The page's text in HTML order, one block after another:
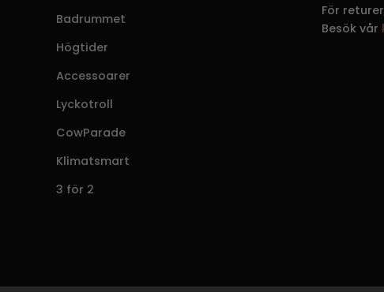
Badrummet
Högtider
Accessoarer
Lyckotroll
CowParade
Klimatsmart
3 för 2
För
Besök vår